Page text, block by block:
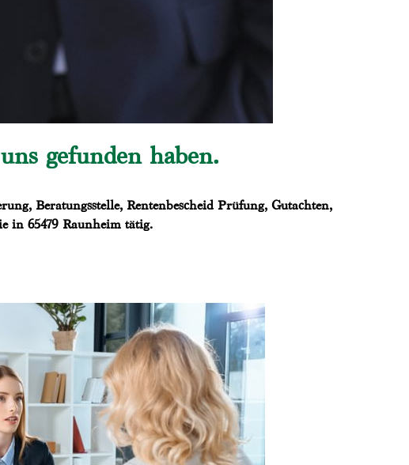
gefunden haben.
Beratungsstelle, Rentenbescheid Prüfung, Gutachten,
in 65479 Raunheim tätig.